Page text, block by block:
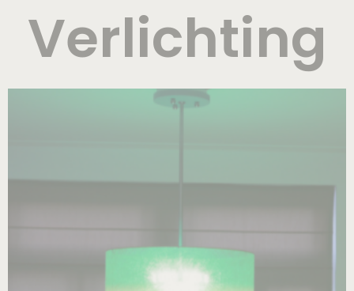
Verlichting